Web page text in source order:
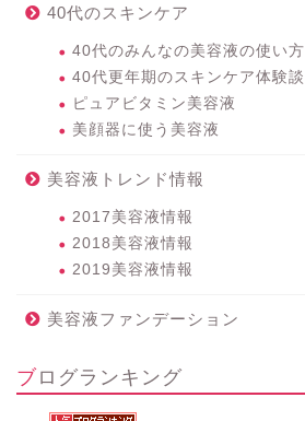
40代のスキンケア
40代のみんなの美容液の使い方
40代更年期のスキンケア体験談
ピュアビタミン美容液
美顔器に使う美容液
美容液トレンド情報
2017美容液情報
2018美容液情報
2019美容液情報
美容液ファンデーション
ブログランキング